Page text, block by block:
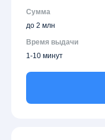
Сумма
до 2 млн
Время выдачи
1-10 минут